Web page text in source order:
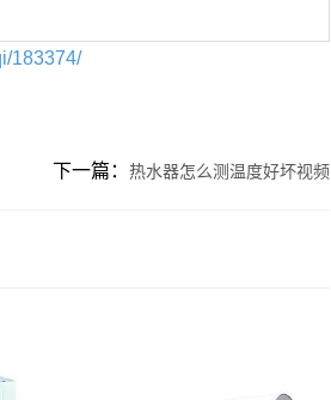
183374/
下一篇： 热水器怎么测温度好坏视频